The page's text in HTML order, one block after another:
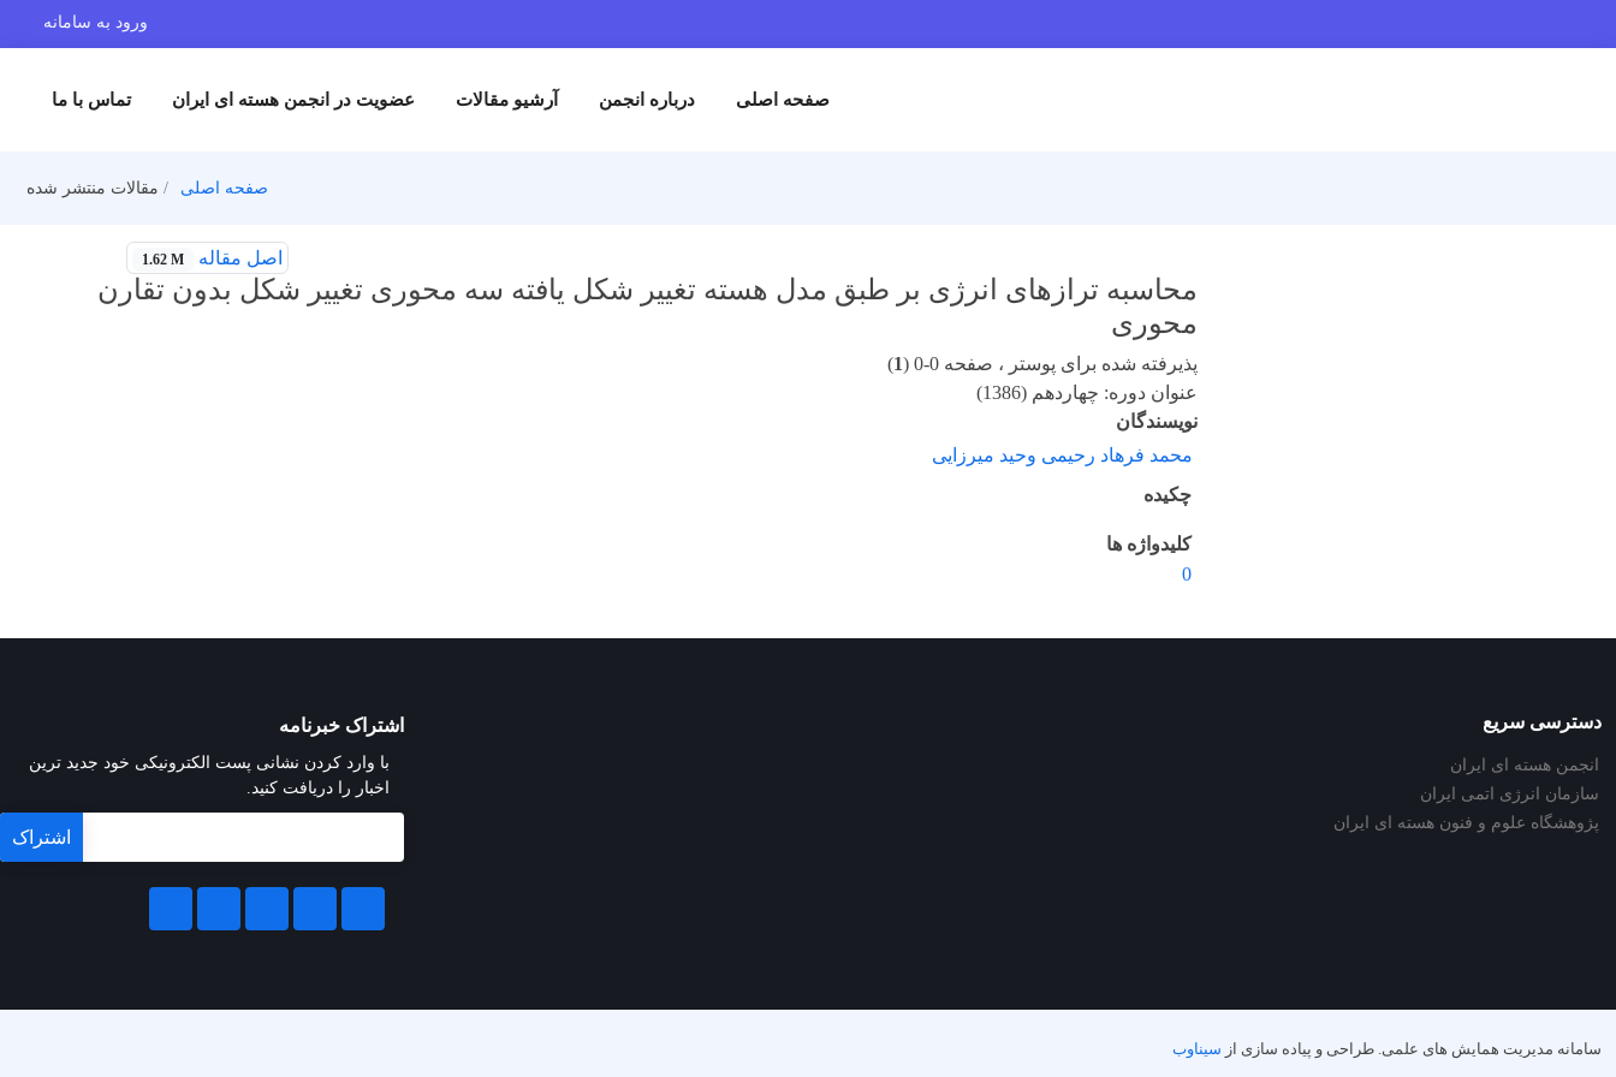
ورود به سامانه
صفحه اصلی درباره انجمن آرشیو مقالات عضویت در انجمن هسته ای ایران تماس با ما
صفحه اصلی مقالات منتشر شده
اصل مقاله 1.62 M
محاسبه ترازهای انرژی بر طبق مدل هسته تغییر شکل یافته سه محوری تغییر شکل بدون تقارن
محوری
پذیرفته شده برای پوستر ، صفحه 0-0 ( 1
)
عنوان دوره: چهاردهم (1386)
نویسندگان
محمد فرهاد رحیمی وحید میرزایی
چکیده
کلیدواژه ها
0
دسترسی سریع
انجمن هسته ای ایران
سازمان انرژی اتمی ایران
پژوهشگاه علوم و فنون هسته ای ایران
اشتراک خبرنامه
با وارد کردن نشانی پست الکترونیکی خود جدید ترین
اخبار را دریافت کنید.
سامانه مدیریت همایش های علمی. طراحی و پیاده سازی از سیناوب